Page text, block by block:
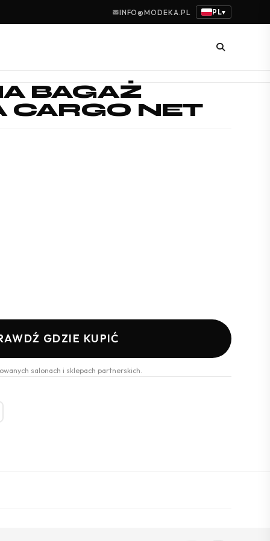
INFO@MODEKA.PL PL▾
BAGAŻ
CARGO NET
GDZIE KUPIĆ
salonach i sklepach partnerskich.